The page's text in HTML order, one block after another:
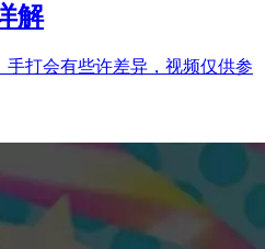
解
打会有些许差异，视频仅供参